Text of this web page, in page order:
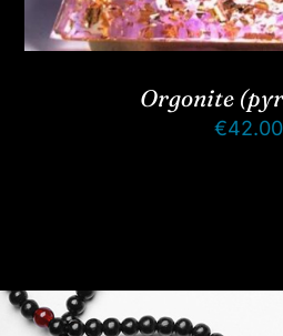
Orgonite
€42.00